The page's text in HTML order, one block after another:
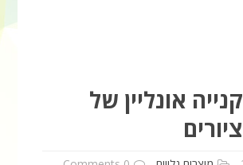
קנייה אונליין של
ציורים